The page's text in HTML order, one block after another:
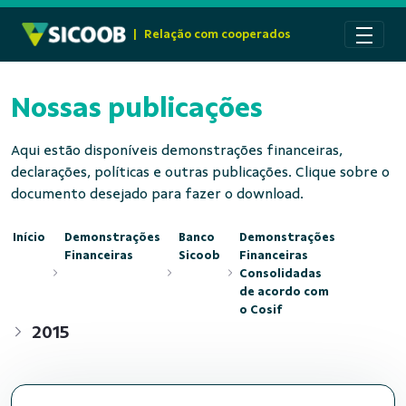
Relação com cooperados
Nossas publicações
Aqui estão disponíveis demonstrações financeiras,
declarações, políticas e outras publicações. Clique sobre o
documento desejado para fazer o download.
Início
Demonstrações
Financeiras
Banco
Sicoob
Demonstrações
Financeiras
Consolidadas
de acordo com
o Cosif
2015